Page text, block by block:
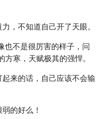
，不知道自己开了天眼。
也不是很厉害的样子，问
寒，天赋极其的强悍。
来的话，自己应该不会输
的好么！